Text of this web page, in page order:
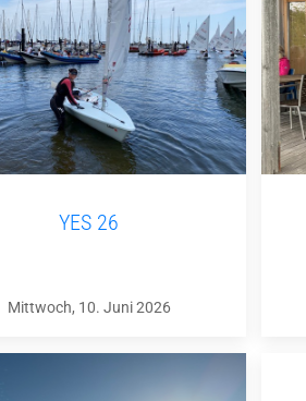
YES 26
Mittwoch, 10. Juni 2026